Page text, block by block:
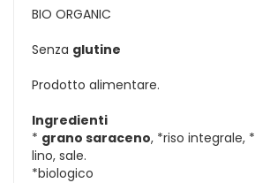
BIO ORGANIC
Senza glutine
Prodotto alimentare.
Ingredienti
* grano saraceno, *riso integrale, *
lino, sale.
*biologico